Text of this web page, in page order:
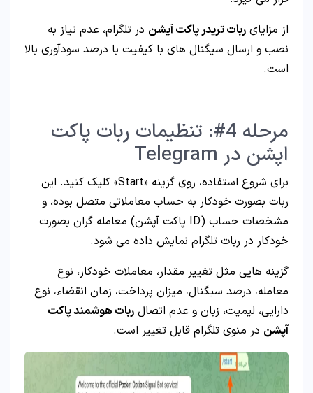
از مزایای ربات تریدر پاکت آپشن در تلگرام، عدم نیاز به
نصب و ارسال سیگنال های با کیفیت با درصد سودآوری بالا
است.
مرحله 4#: تنظیمات ربات پاکت
اپشن در Telegram
برای شروع استفاده، روی گزینه «Start» کلیک کنید. این
ربات بصورت خودکار به حساب معاملاتی متصل بوده، و
مشخصات حساب (ID پاکت آپشن) معامله گران بصورت
خودکار در ربات تلگرام نمایش داده می شود.
گزینه هایی مثل تغییر مقدار، معاملات خودکار، نوع
معامله، درصد سیگنال، میزان پرداخت، زمان انقضاء، نوع
دارایی، لیمیت، زبان و عدم اتصال ربات هوشمند پاکت
آپشن در منوی تلگرام قابل تغییر است.